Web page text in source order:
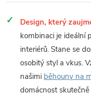
Design, který
kombinaci je ideální
interiérů. Stane se
osobitý styl a vkus.
našimi běhouny na
domácnost